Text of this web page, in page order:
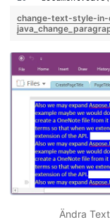
change-text-style-in-
Ändra